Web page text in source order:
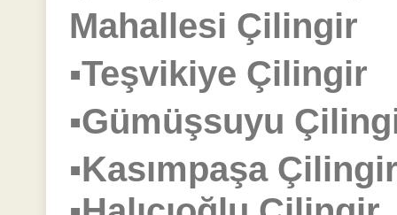
Mahallesi Çilingir
▪Teşvikiye
▪Gümüşsuyu
▪Kasımpaşa